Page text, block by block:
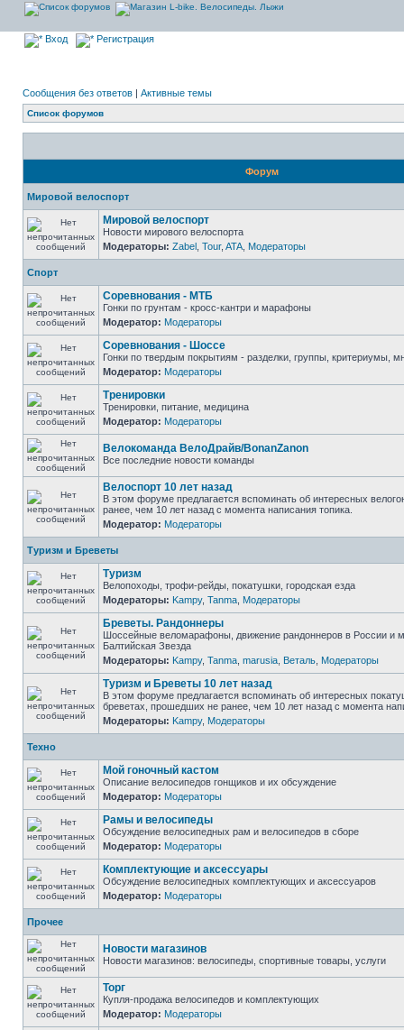
Вход Регистрация
Сообщения без ответов | Активные темы
Список форумов
Форум
Мировой велоспорт
Мировой велоспорт
Новости мирового велоспорта
Модераторы: Zabel Tour, ATA Модераторы
Спорт
Соревнования - МТБ
Гонки по грунтам - кросс-кантри и марафоны
Модератор: Модераторы
Соревнования - Шоссе
Гонки по твердым покрытиям - разделки, группы, критериумы,
Модератор: Модераторы
Тренировки
Тренировки, питание, медицина
Модератор: Модераторы
Велокоманда ВелоДрайв/BonanZanon
Все последние новости команды
Велоспорт 10 лет назад
В этом форуме предлагается вспоминать об интересных
ранее, чем 10 лет назад с момента написания топика.
Модератор: Модераторы
Туризм и Бреветы
Туризм
Велопоходы, трофи-рейды, покатушки, городская езда
Модераторы: Kampy, Tanma Модераторы
Бреветы. Рандоннеры
Шоссейные веломарафоны, движение рандоннеров в России и
Балтийская Звезда
Модераторы: Kampy, Tanma marusia Веталь Модераторы
Туризм и Бреветы 10 лет назад
В этом форуме предлагается вспоминать об интересных
бреветах, прошедших не ранее, чем 10 лет назад с момента
Модераторы: Kampy, Модераторы
Техно
Мой гоночный кастом
Описание велосипедов гонщиков и их обсуждение
Модератор: Модераторы
Рамы и велосипеды
Обсуждение велосипедных рам и велосипедов в сборе
Модератор: Модераторы
Комплектующие и аксессуары
Обсуждение велосипедных комплектующих и аксессуаров
Модератор: Модераторы
Прочее
Новости магазинов
Новости магазинов: велосипеды, спортивные товары, услуги
Торг
Купля-продажа велосипедов и комплектующих
Модератор: Модераторы